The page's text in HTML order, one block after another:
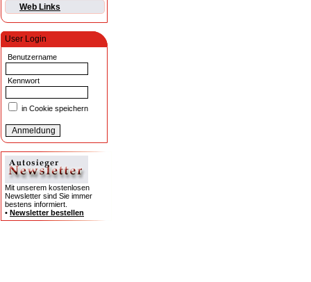
Web Links
User Login
Benutzername
Kennwort
in Cookie speichern
Mit unserem kostenlosen
Newsletter sind Sie immer
bestens informiert.
• Newsletter bestellen